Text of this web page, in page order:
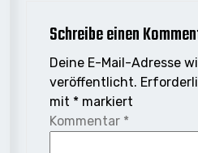
Schreibe einen
Deine E-Mail-Adresse
veröffentlicht.
mit * markiert
Kommentar *